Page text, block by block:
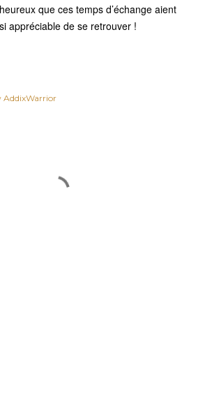
que ces temps d’échange aient
appréciable de se retrouver !
AddixWarrior